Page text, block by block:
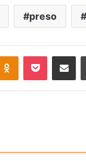
preso